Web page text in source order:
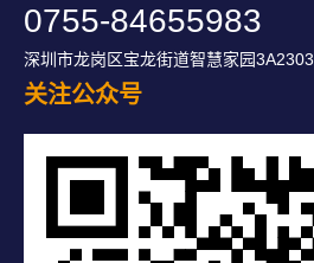
0755-84655983
深圳市龙岗区宝龙街道智慧家园3A2303
关注公众号